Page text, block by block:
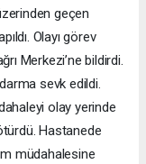
geçen
Olayı görev
Merkezi’ne bildirdi.
sevk edildi.
olay yerinde
Hastanede
müdahalesine